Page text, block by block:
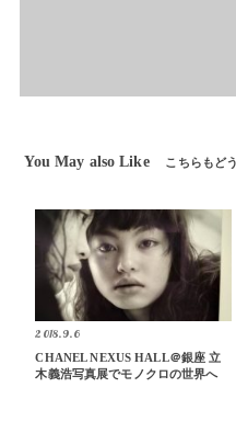
You May also Like こちらもど
2018.9.6
CHANEL NEXUS HALL＠銀座 立
木義浩写真展でモノクロの世界へ